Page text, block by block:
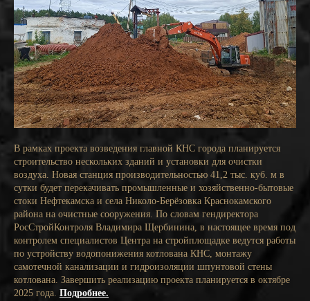
В рамках проекта возведения главной КНС города планируется
строительство нескольких зданий и установки для очистки
воздуха. Новая станция производительностью 41,2 тыс. куб. м в
сутки будет перекачивать промышленные и хозяйственно-бытовые
стоки Нефтекамска и села Николо-Берёзовка Краснокамского
района на очистные сооружения. По словам гендиректора
РосСтройКонтроля Владимира Щербинина, в настоящее время под
контролем специалистов Центра на стройплощадке ведутся работы
по устройству водопонижения котлована КНС, монтажу
самотечной канализации и гидроизоляции шпунтовой стены
котлована. Завершить реализацию проекта планируется в октябре
2025 года. Подробнее.